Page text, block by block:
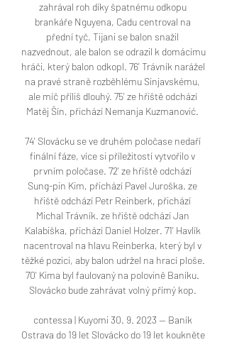
zahrával roh díky špatnému odkopu
brankáře Nguyena, Cadu centroval na
přední tyč, Tijani se balon snažil
nazvednout, ale balon se odrazil k domácímu
hráči, který balon odkopl. 76' Trávník narážel
na pravé straně rozběhlému Sinjavskému,
ale míč příliš dlouhý. 75' ze hřiště odchází
Matěj Šín, přichází Nemanja Kuzmanović.
74' Slovácku se ve druhém poločase nedaří
finální fáze, více si příležitostí vytvořilo v
prvním poločase. 72' ze hřiště odchází
Sung-pin Kim, přichází Pavel Juroška. ze
hřiště odchází Petr Reinberk, přichází
Michal Trávník. ze hřiště odchází Jan
Kalabiška, přichází Daniel Holzer. 71' Havlík
nacentroval na hlavu Reinberka, který byl v
těžké pozici, aby balon udržel na hrací ploše.
70' Kima byl faulovaný na polovině Baníku.
Slovácko bude zahrávat volný přímý kop.
contessa | Kuyomi 30. 9. 2023 — Baník
Ostrava do 19 let Slovácko do 19 let koukněte